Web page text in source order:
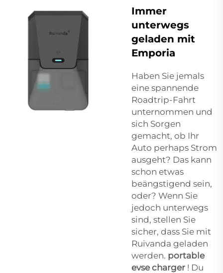
Immer
unterwegs
geladen mit
Emporia
Haben Sie jemals
eine spannende
Roadtrip-Fahrt
unternommen und
sich Sorgen
gemacht, ob Ihr
Auto perhaps Strom
ausgeht? Das kann
schon etwas
beängstigend sein,
oder? Wenn Sie
jedoch unterwegs
sind, stellen Sie
sicher, dass Sie mit
Ruivanda geladen
werden. portable
evse charger ! Du